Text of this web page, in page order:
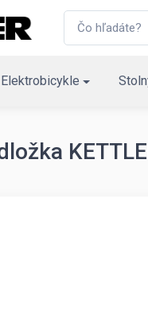
Elektrobicykle